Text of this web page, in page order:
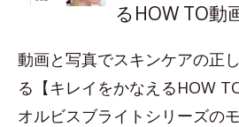
るHOW TO動
動画と写真でスキンケアの正
る【キレイをかなえるHOW
オルビスブライトシリーズの